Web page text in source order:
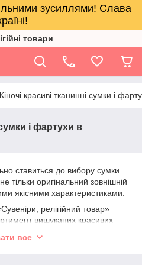
зусиллями! Слава
товари
красиві тканинні сумки і
і фартухи в
ставиться до вибору сумки.
тільки оригінальний зовнішній
якісними характеристиками.
релігійний товар»
вишуканих красивих
все